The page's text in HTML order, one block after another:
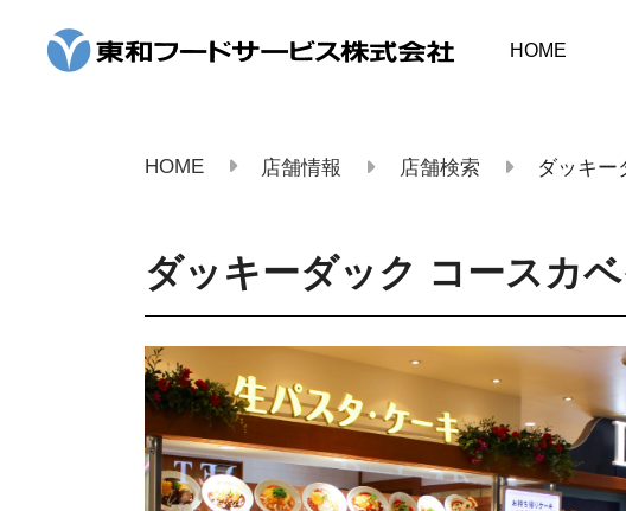
HOME
HOME 店舗情報 店舗検索 ダッキー
ダッキーダック コースカ